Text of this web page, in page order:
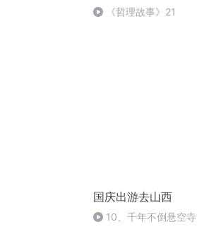
《哲理故事》21
国庆出游去山西
10、千年不倒悬空寺